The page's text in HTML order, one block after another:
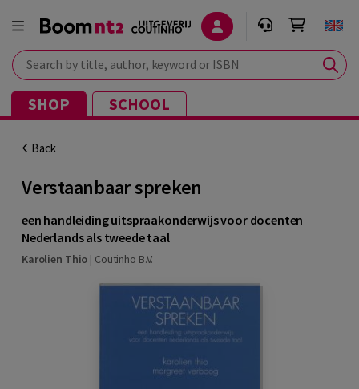
Search by title, author, keyword or ISBN
SHOP SCHOOL
Back
Verstaanbaar spreken
een handleiding uitspraakonderwijs voor docenten
Nederlands als tweede taal
Karolien Thio | Coutinho B.V.